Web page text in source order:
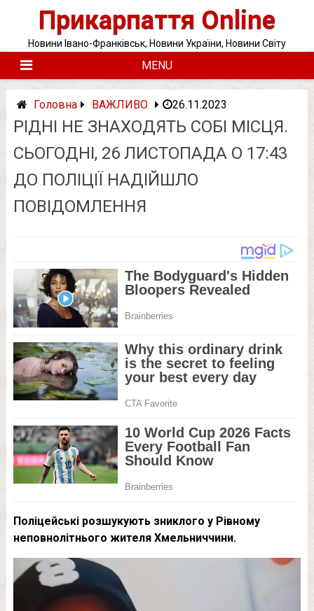
Прикарпаття Online
Новини Івано-Франківськ, Новини України, Новини Світу
MENU
Головна ВАЖЛИВО 26.11.2023
РІДНІ НЕ ЗНАХОДЯТЬ СОБІ МІСЦЯ.
СЬОГОДНІ, 26 ЛИСТОПАДА О 17:43
ДО ПОЛІЦІЇ НАДІЙШЛО
ПОВІДОМЛЕННЯ
Поліцейські розшукують зниклого у Рівному
неповнолітнього жителя Хмельниччини.